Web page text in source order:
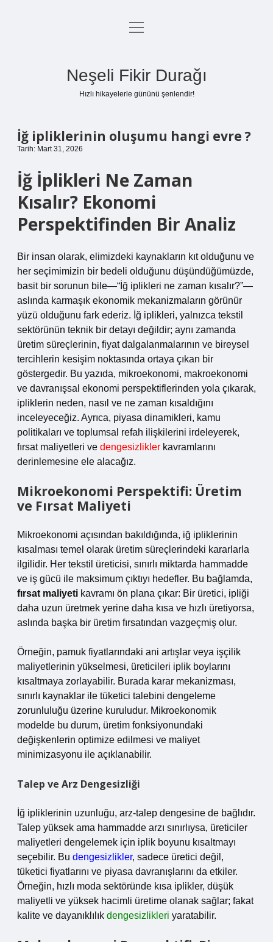
Anasayfa
menüyü
Neşeli Fikir Durağı
Hızlı hikayelerle gününü şenlendir!
İğ ipliklerinin oluşumu hangi evre ?
Tarih: Mart 31, 2026
İğ İplikleri Ne Zaman
Kısalır? Ekonomi
Perspektifinden Bir Analiz
Bir insan olarak, elimizdeki kaynakların kıt olduğunu ve
her seçimimizin bir bedeli olduğunu düşündüğümüzde,
basit bir sorunun bile—“İğ iplikleri ne zaman kısalır?”—
aslında karmaşık ekonomik mekanizmaların görünür
yüzü olduğunu fark ederiz. İğ iplikleri, yalnızca tekstil
sektörünün teknik bir detayı değildir; aynı zamanda
üretim süreçlerinin, fiyat dalgalanmalarının ve bireysel
tercihlerin kesişim noktasında ortaya çıkan bir
göstergedir. Bu yazıda, mikroekonomi, makroekonomi
ve davranışsal ekonomi perspektiflerinden yola çıkarak,
ipliklerin neden, nasıl ve ne zaman kısaldığını
inceleyeceğiz. Ayrıca, piyasa dinamikleri, kamu
politikaları ve toplumsal refah ilişkilerini irdeleyerek,
fırsat maliyetleri ve dengesizlikler kavramlarını
derinlemesine ele alacağız.
Mikroekonomi Perspektifi: Üretim
ve Fırsat Maliyeti
Mikroekonomi açısından bakıldığında, iğ ipliklerinin
kısalması temel olarak üretim süreçlerindeki kararlarla
ilgilidir. Her tekstil üreticisi, sınırlı miktarda hammadde
ve iş gücü ile maksimum çıktıyı hedefler. Bu bağlamda,
fırsat maliyeti kavramı ön plana çıkar: Bir üretici, ipliği
daha uzun üretmek yerine daha kısa ve hızlı üretiyorsa,
aslında başka bir üretim fırsatından vazgeçmiş olur.
Örneğin, pamuk fiyatlarındaki ani artışlar veya işçilik
maliyetlerinin yükselmesi, üreticileri iplik boylarını
kısaltmaya zorlayabilir. Burada karar mekanizması,
sınırlı kaynaklar ile tüketici talebini dengeleme
zorunluluğu üzerine kuruludur. Mikroekonomik
modelde bu durum, üretim fonksiyonundaki
değişkenlerin optimize edilmesi ve maliyet
minimizasyonu ile açıklanabilir.
Talep ve Arz Dengesizliği
İğ ipliklerinin uzunluğu, arz-talep dengesine de bağlıdır.
Talep yüksek ama hammadde arzı sınırlıysa, üreticiler
maliyetleri dengelemek için iplik boyunu kısaltmayı
seçebilir. Bu dengesizlikler, sadece üretici değil,
tüketici fiyatlarını ve piyasa davranışlarını da etkiler.
Örneğin, hızlı moda sektöründe kısa iplikler, düşük
maliyetli ve yüksek hacimli üretime olanak sağlar; fakat
kalite ve dayanıklılık dengesizlikleri yaratabilir.